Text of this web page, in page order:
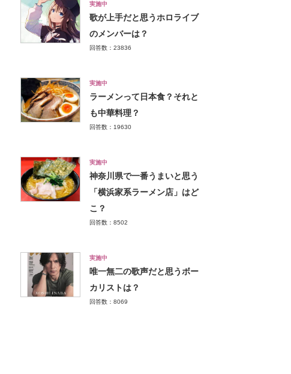
実施中
歌が上手だと思うホロライブ
のメンバーは？
回答数：23836
実施中
ラーメンって日本食？それと
も中華料理？
回答数：19630
実施中
神奈川県で一番うまいと思う
「横浜家系ラーメン店」はど
こ？
回答数：8502
実施中
唯一無二の歌声だと思うボー
カリストは？
回答数：8069